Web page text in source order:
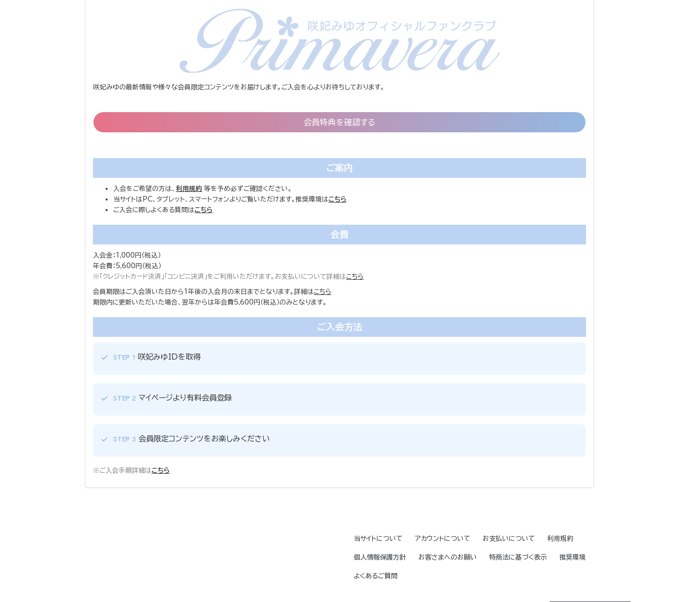
咲妃みゆの最新情報や様々な会員限定コンテンツをお届けします。ご入会を心よりお待ちしております。
会員特典を確認する
ご案内
入会をご希望の方は、 利用規約 等を予め必ずご確認ください。
当サイトはPC、タブレット、スマートフォンよりご覧いただけます。推奨環境はこちら
ご入会に際しよくある質問はこちら
会費
入会金：1,000円（税込）
年会費：5,600円（税込）
※「クレジットカード決済」「コンビニ決済」をご利用いただけます。お支払いについて詳細はこちら
会員期限はご入会頂いた日から1年後の入会月の末日までとなります。詳細はこちら
期限内に更新いただいた場合、翌年からは年会費5,600円（税込）のみとなります。
ご入会方法
STEP 1 咲妃みゆIDを取得
STEP 2 マイページより有料会員登録
STEP 3 会員限定コンテンツをお楽しみください
※ご入会手順詳細はこちら
当サイトについて アカウントについて お支払いについて 利用規約
個人情報保護方針 お客さまへのお願い 特商法に基づく表示 推奨環境
よくあるご質問